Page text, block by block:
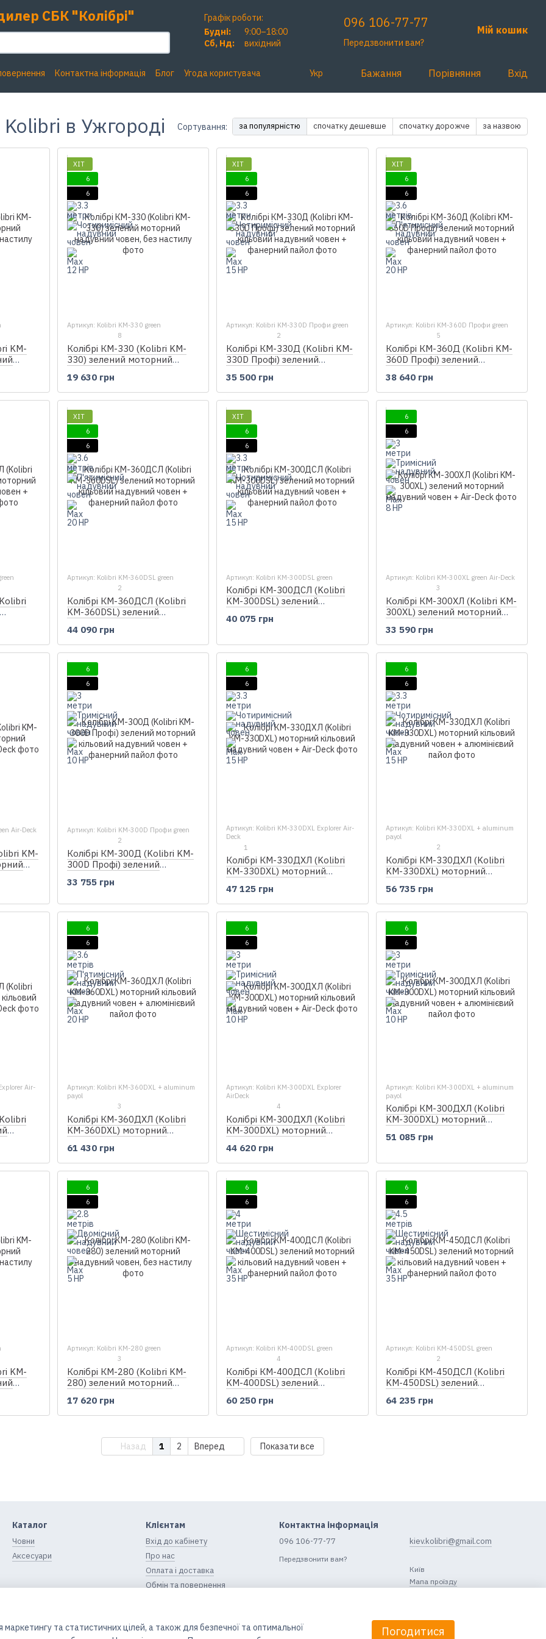
СБК "Колібрі"
Графік роботи:
Будні:
9:00–18:00
Сб, Нд:
вихідний
096 106-77-77
Передзвонити вам?
Мій кошик
Контактна інформація Блог Угода користувача Укр Бажання Порівняння Вхід
в Ужгороді Сортування: за популярністю спочатку дешевше спочатку дорожче за назвою
KM-
ХІТ
6
6
Артикул: Kolibri KM-330 green
8
Колібрі КМ-330 (Kolibri KM-
330) зелений моторний
19 630 грн
ХІТ
6
6
Артикул: Kolibri KM-330D Профи green
2
Колібрі КМ-330Д (Kolibri KM-
330D Профі) зелений
човен + фанерний пайол
35 500 грн
ХІТ
6
6
Артикул: Kolibri KM-360D Профи green
5
Колібрі КМ-360Д (Kolibri KM-
360D Профі) зелений
човен + фанерний пайол
38 640 грн
ХІТ
6
6
Артикул: Kolibri KM-360DSL green
2
Колібрі КМ-360ДСЛ (Kolibri
KM-360DSL) зелений
човен + фанерний пайол
44 090 грн
ХІТ
6
6
Артикул: Kolibri KM-300DSL green
Колібрі КМ-300ДСЛ (Kolibri
KM-300DSL) зелений
човен + фанерний пайол
40 075 грн
6
6
Артикул: Kolibri KM-300XL green Air-Deck
3
Колібрі КМ-300ХЛ (Kolibri KM-
300XL) зелений моторний
33 590 грн
Air-Deck
KM-
6
6
Артикул: Kolibri KM-300D Профи green
2
Колібрі КМ-300Д (Kolibri KM-
300D Профі) зелений
човен + фанерний пайол
33 755 грн
6
6
Артикул: Kolibri KM-330DXL Explorer Air-
Deck
1
Колібрі КМ-330ДХЛ (Kolibri
KM-330DXL) моторний
Air-Deck
47 125 грн
6
6
Артикул: Kolibri KM-330DXL + aluminum
payol
2
Колібрі КМ-330ДХЛ (Kolibri
KM-330DXL) моторний
алюмінієвий пайол
56 735 грн
Air-
6
6
Артикул: Kolibri KM-360DXL + aluminum
payol
3
Колібрі КМ-360ДХЛ (Kolibri
KM-360DXL) моторний
алюмінієвий пайол
61 430 грн
6
6
Артикул: Kolibri KM-300DXL Explorer
AirDeck
4
Колібрі КМ-300ДХЛ (Kolibri
KM-300DXL) моторний
Air-Deck
44 620 грн
6
6
Артикул: Kolibri KM-300DXL + aluminum
payol
Колібрі КМ-300ДХЛ (Kolibri
KM-300DXL) моторний
алюмінієвий пайол
51 085 грн
KM-
6
6
Артикул: Kolibri KM-280 green
3
Колібрі КМ-280 (Kolibri KM-
280) зелений моторний
17 620 грн
6
6
Артикул: Kolibri KM-400DSL green
4
Колібрі КМ-400ДСЛ (Kolibri
KM-400DSL) зелений
човен + фанерний пайол
60 250 грн
6
6
Артикул: Kolibri KM-450DSL green
2
Колібрі КМ-450ДСЛ (Kolibri
KM-450DSL) зелений
човен + фанерний пайол
64 235 грн
Назад 1 2 Вперед Показати все
Каталог
Човни
Аксесуари
Клієнтам
Вхід до кабінету
Про нас
Оплата і доставка
Обмін та повернення
Угода користувача
Контактна інформація
096 106-77-77
Передзвонити вам?
kiev.kolibri@gmail.com
Київ
Мапа проїзду
та статистичних цілей, а також для безпечної та оптимальної
Погодитися